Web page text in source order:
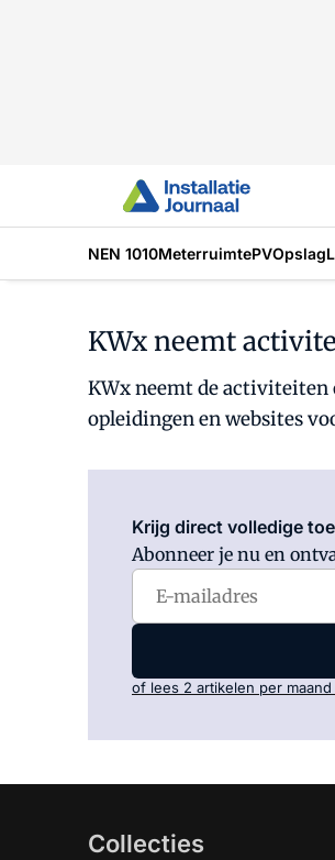
NEN 1010MeterruimtePVOpslag
KWx neemt
KWx neemt de activiteiten
opleidingen en websites
Krijg direct volledige
Abonneer je nu en
of lees 2 artikelen per
Collecties